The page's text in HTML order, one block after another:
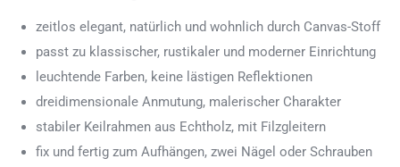
zeitlos elegant, natürlich und wohnlich durch Canvas-Stoff
passt zu klassischer, rustikaler und moderner Einrichtung
leuchtende Farben, keine lästigen Reflektionen
dreidimensionale Anmutung, malerischer Charakter
stabiler Keilrahmen aus Echtholz, mit Filzgleitern
fix und fertig zum Aufhängen, zwei Nägel oder Schrauben